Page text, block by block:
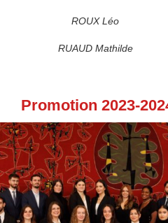
ROUX Léo
RUAUD Mathilde
Promotion 2023-